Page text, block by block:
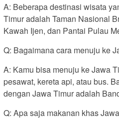
A: Beberapa destinasi wisata
Timur adalah Taman Nasional
Kawah Ijen, dan Pantai Pulau
Q: Bagaimana cara menuju ke
A: Kamu bisa menuju ke Jawa
pesawat, kereta api, atau bus.
dengan Jawa Timur adalah
Q: Apa saja makanan khas